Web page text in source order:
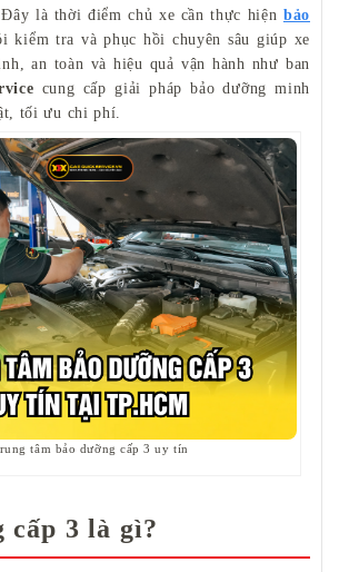
là thời điểm chủ xe cần thực hiện bảo
kiểm tra và phục hồi chuyên sâu giúp xe
an toàn và hiệu quả vận hành như ban
cung cấp giải pháp bảo dưỡng minh
tối ưu chi phí.
tâm bảo dưỡng cấp 3 uy tín
cấp 3 là gì?